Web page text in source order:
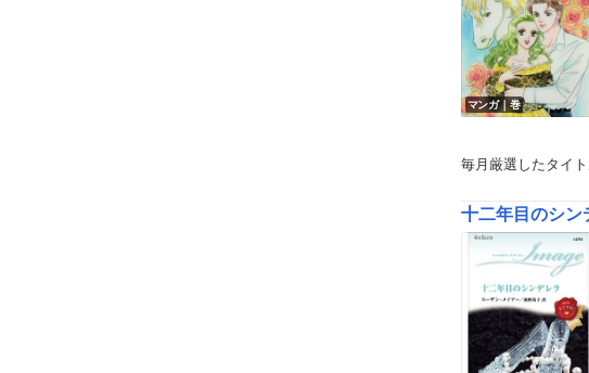
マンガ｜巻
毎月厳選したタイ
十二年目のシン